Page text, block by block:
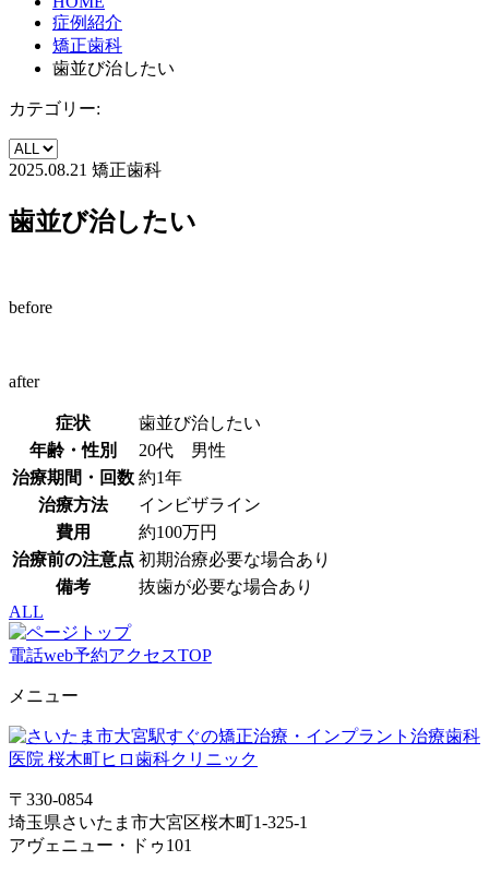
症例紹介
矯正歯科
歯並び治したい
カテゴリー:
2025.08.21 矯正歯科
歯並び治したい
before
after
症状
歯並び治したい
年齢・性別
20代 男性
治療期間・回数 約1年
治療方法
インビザライン
費用
約100万円
治療前の注意点 初期治療必要な場合あり
備考
抜歯が必要な場合あり
ALL
電話web予約アクセスTOP
メニュー
〒330-0854
埼玉県さいたま市大宮区桜木町1-325-1
アヴェニュー・ドゥ101